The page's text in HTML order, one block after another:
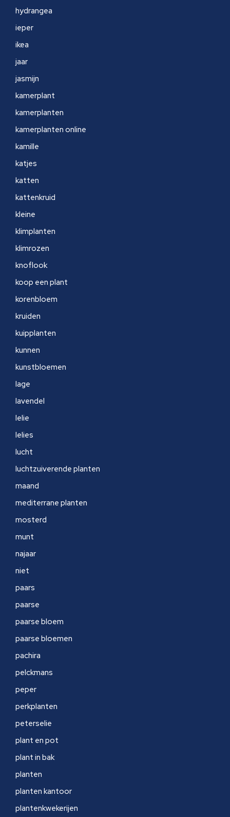
hydrangea
ieper
ikea
jaar
jasmijn
kamerplant
kamerplanten
kamerplanten online
kamille
katjes
katten
kattenkruid
kleine
klimplanten
klimrozen
knoflook
koop een plant
korenbloem
kruiden
kuipplanten
kunnen
kunstbloemen
lage
lavendel
lelie
lelies
lucht
luchtzuiverende planten
maand
mediterrane planten
mosterd
munt
najaar
niet
paars
paarse
paarse bloem
paarse bloemen
pachira
pelckmans
peper
perkplanten
peterselie
plant en pot
plant in bak
planten
planten kantoor
plantenkwekerijen